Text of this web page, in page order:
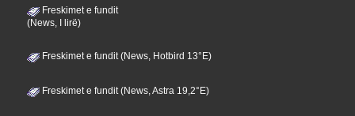
Freskimet e fundit
(News, I lirë)
Freskimet e fundit (News, Hotbird 13°E)
Freskimet e fundit (News, Astra 19,2°E)